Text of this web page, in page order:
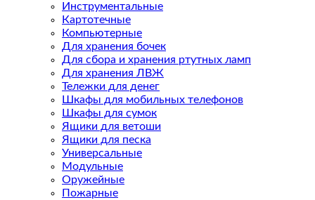
Инструментальные
Картотечные
Компьютерные
Для хранения бочек
Для сбора и хранения ртутных ламп
Для хранения ЛВЖ
Тележки для денег
Шкафы для мобильных телефонов
Шкафы для сумок
Ящики для ветоши
Ящики для песка
Универсальные
Модульные
Оружейные
Пожарные